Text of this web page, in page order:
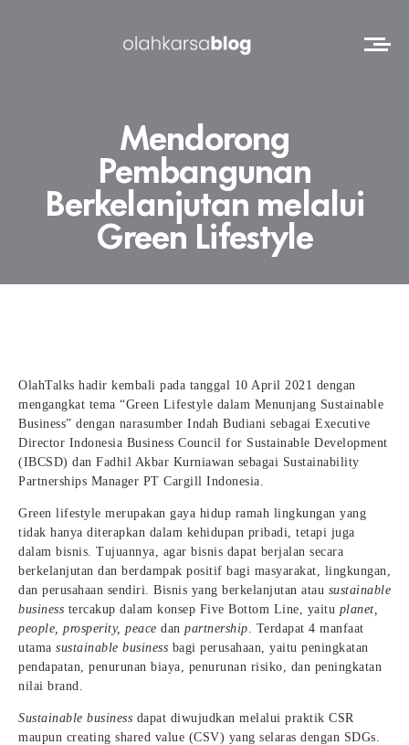
Mendorong
Pembangunan
Berkelanjutan melalui
Green Lifestyle
OlahTalks hadir kembali pada tanggal 10 April 2021 dengan
mengangkat tema “Green Lifestyle dalam Menunjang Sustainable
Business” dengan narasumber Indah Budiani sebagai Executive
Director Indonesia Business Council for Sustainable Development
(IBCSD) dan Fadhil Akbar Kurniawan sebagai Sustainability
Partnerships Manager PT Cargill Indonesia.
Green lifestyle merupakan gaya hidup ramah lingkungan yang
tidak hanya diterapkan dalam kehidupan pribadi, tetapi juga
dalam bisnis. Tujuannya, agar bisnis dapat berjalan secara
berkelanjutan dan berdampak positif bagi masyarakat, lingkungan,
dan perusahaan sendiri. Bisnis yang berkelanjutan atau sustainable
business tercakup dalam konsep Five Bottom Line, yaitu planet,
people, prosperity, peace dan partnership. Terdapat 4 manfaat
utama sustainable business bagi perusahaan, yaitu peningkatan
pendapatan, penurunan biaya, penurunan risiko, dan peningkatan
nilai brand.
Sustainable business dapat diwujudkan melalui praktik CSR
maupun creating shared value (CSV) yang selaras dengan SDGs.